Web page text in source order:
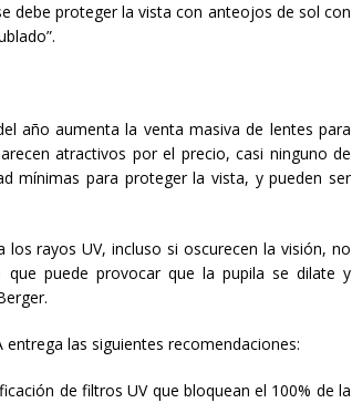
debe proteger la vista con anteojos de sol con
año aumenta la venta masiva de lentes para
atractivos por el precio, casi ninguno de
mínimas para proteger la vista, y pueden ser
rayos UV, incluso si oscurecen la visión, no
que puede provocar que la pupila se dilate y
las siguientes recomendaciones:
de filtros UV que bloquean el 100% de la